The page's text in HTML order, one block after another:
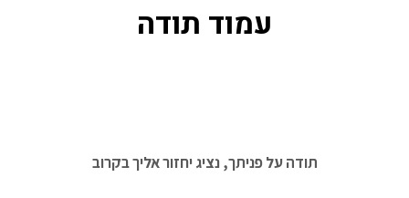
עמוד תודה
תודה על פניתך, נציג יחזור אליך בקרוב